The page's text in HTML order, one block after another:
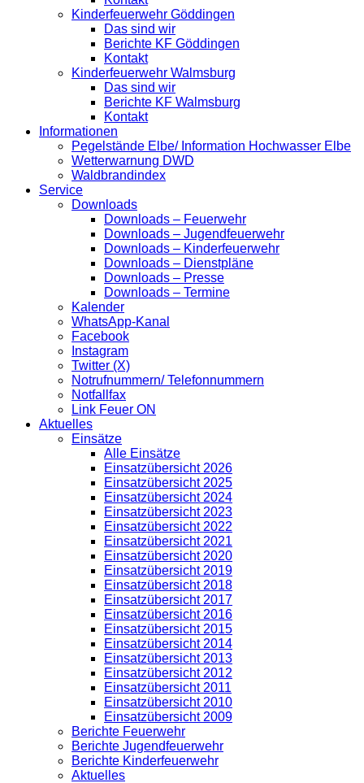
Kinderfeuerwehr Göddingen
Das sind wir
Berichte KF Göddingen
Kontakt
Kinderfeuerwehr Walmsburg
Das sind wir
Berichte KF Walmsburg
Kontakt
Informationen
Pegelstände Elbe/ Information Hochwasser Elbe
Wetterwarnung DWD
Waldbrandindex
Service
Downloads
Downloads – Feuerwehr
Downloads – Jugendfeuerwehr
Downloads – Kinderfeuerwehr
Downloads – Dienstpläne
Downloads – Presse
Downloads – Termine
Kalender
WhatsApp-Kanal
Facebook
Instagram
Twitter (X)
Notrufnummern/ Telefonnummern
Notfallfax
Link Feuer ON
Aktuelles
Einsätze
Alle Einsätze
Einsatzübersicht 2026
Einsatzübersicht 2025
Einsatzübersicht 2024
Einsatzübersicht 2023
Einsatzübersicht 2022
Einsatzübersicht 2021
Einsatzübersicht 2020
Einsatzübersicht 2019
Einsatzübersicht 2018
Einsatzübersicht 2017
Einsatzübersicht 2016
Einsatzübersicht 2015
Einsatzübersicht 2014
Einsatzübersicht 2013
Einsatzübersicht 2012
Einsatzübersicht 2011
Einsatzübersicht 2010
Einsatzübersicht 2009
Berichte Feuerwehr
Berichte Jugendfeuerwehr
Berichte Kinderfeuerwehr
Aktuelles